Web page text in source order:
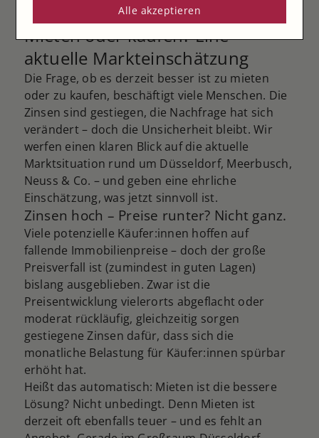
02. April 2025
Mieten oder kaufen? Eine
aktuelle Markteinschätzung
Die Frage, ob es derzeit besser ist zu mieten
oder zu kaufen, beschäftigt viele Menschen. Die
Zinsen sind gestiegen, die Nachfrage hat sich
verändert – doch die Unsicherheit bleibt. Wir
werfen einen klaren Blick auf die aktuelle
Marktsituation rund um Düsseldorf, Meerbusch,
Neuss & Co. – und geben eine ehrliche
Einschätzung, was jetzt sinnvoll ist.
Zinsen hoch – Preise runter? Nicht ganz.
Viele potenzielle Käufer:innen hoffen auf
fallende Immobilienpreise – doch der große
Preisverfall ist (zumindest in guten Lagen)
bislang ausgeblieben. Zwar ist die
Preisentwicklung vielerorts abgeflacht oder
moderat rückläufig, gleichzeitig sorgen
gestiegene Zinsen dafür, dass sich die
monatliche Belastung für Käufer:innen spürbar
erhöht hat.
Heißt das automatisch: Mieten ist die bessere
Lösung? Nicht unbedingt. Denn Mieten ist
derzeit oft ebenfalls teuer – und es fehlt an
Alle akzeptieren